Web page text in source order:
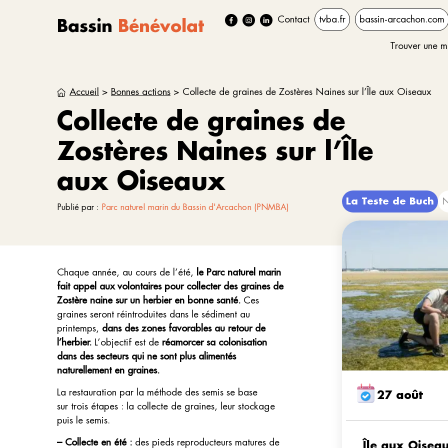
Bassin Bénévolat Contact tvba.fr bassin-arcachon.com
Trouver une
Accueil > Bonnes actions > Collecte de graines de Zostères Naines sur l’Île aux Oiseaux
Collecte de graines de
Zostères Naines sur l’Île
aux Oiseaux
Publié par : Parc naturel marin du Bassin d'Arcachon (PNMBA)
Chaque année, au cours de l’été, le Parc naturel marin
fait appel aux volontaires pour collecter des graines de
Zostère naine sur un herbier en bonne santé. Ces
graines seront réintroduites dans le sédiment au
printemps, dans des zones favorables au retour de
l’herbier. L’objectif est de réamorcer sa colonisation
dans des secteurs qui ne sont plus alimentés
naturellement en graines.
La restauration par la méthode des semis se base
sur trois étapes : la collecte de graines, leur stockage
puis le semis.
– Collecte en été : des pieds reproducteurs matures de
La Teste de Buch
27 août